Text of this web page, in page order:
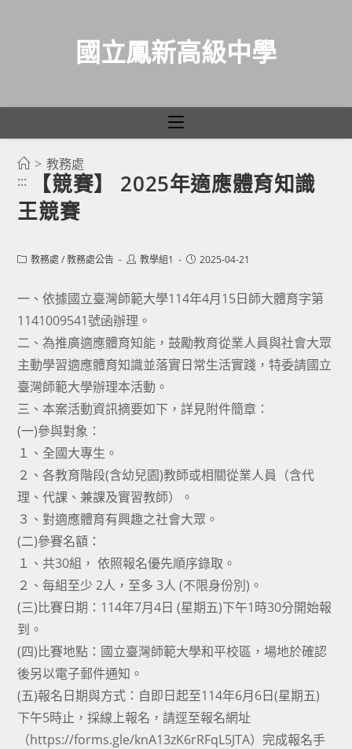
國立鳳新高級中學
> 教務處
:::
【競賽】 2025年適應體育知識
王競賽
Post教務處 / 教務處公告
Post教學組1
Post2025-04-21
一、依據國立臺灣師範大學114年4月15日師大體育字第
1141009541號函辦理。
二、為推廣適應體育知能，鼓勵教育從業人員與社會大眾
主動學習適應體育知識並落實日常生活實踐，特委請國立
臺灣師範大學辦理本活動。
三、本案活動資訊摘要如下，詳見附件簡章：
(一)參與對象：
１、全國大專生。
２、各教育階段(含幼兒園)教師或相關從業人員（含代
理、代課、兼課及實習教師）。
３、對適應體育有興趣之社會大眾。
(二)參賽名額：
１、共30組， 依照報名優先順序錄取。
２、每組至少 2人，至多 3人 (不限身份別)。
(三)比賽日期：114年7月4日 (星期五)下午1時30分開始報
到。
(四)比賽地點：國立臺灣師範大學和平校區，場地於確認
後另以電子郵件通知。
(五)報名日期與方式：自即日起至114年6月6日(星期五)
下午5時止，採線上報名，請逕至報名網址
（https://forms.gle/knA13zK6rRFqL5JTA）完成報名手